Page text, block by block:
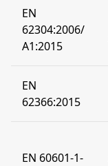
EN
62304:2006/
A1:2015
EN
62366:2015
EN 60601-1-